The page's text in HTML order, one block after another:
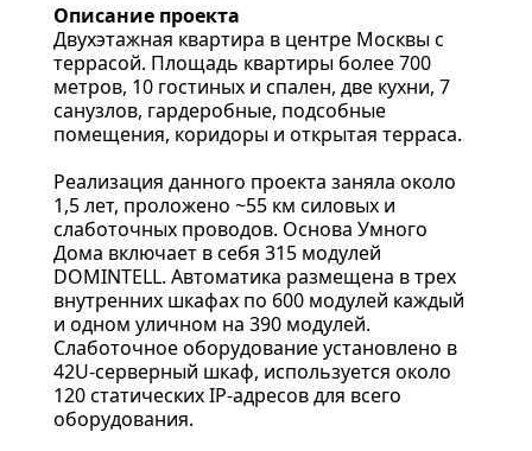
Описание проекта
Двухэтажная квартира в центре Москвы с
террасой. Площадь квартиры более 700
метров, 10 гостиных и спален, две кухни, 7
санузлов, гардеробные, подсобные
помещения, коридоры и открытая терраса.
Реализация данного проекта заняла около
1,5 лет, проложено ~55 км силовых и
слаботочных проводов. Основа Умного
Дома включает в себя 315 модулей
DOMINTELL. Автоматика размещена в трех
внутренних шкафах по 600 модулей каждый
и одном уличном на 390 модулей.
Слаботочное оборудование установлено в
42U-серверный шкаф, используется около
120 статических IP-адресов для всего
оборудования.